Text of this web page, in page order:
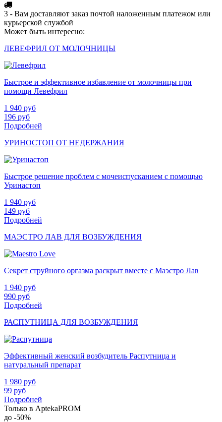
3 - Вам доставляют заказ почтой наложенным платежом или
курьерской службой
Может быть интересно:
ЛЕВЕФРИЛ ОТ МОЛОЧНИЦЫ
Быстрое и эффективное избавление от молочницы при
помощи Левефрил
1 940 руб
196 руб
Подробней
УРИНОСТОП ОТ НЕДЕРЖАНИЯ
Быстрое решение проблем с мочеиспусканием с помощью
Уринастоп
1 940 руб
149 руб
Подробней
МАЭСТРО ЛАВ ДЛЯ ВОЗБУЖДЕНИЯ
Секрет струйного оргазма раскрыт вместе с Маэстро Лав
1 940 руб
990 руб
Подробней
РАСПУТНИЦА ДЛЯ ВОЗБУЖДЕНИЯ
Эффективный женский возбудитель Распутница и
натуральный препарат
1 980 руб
99 руб
Подробней
Только в AptekaPROM
до -50%